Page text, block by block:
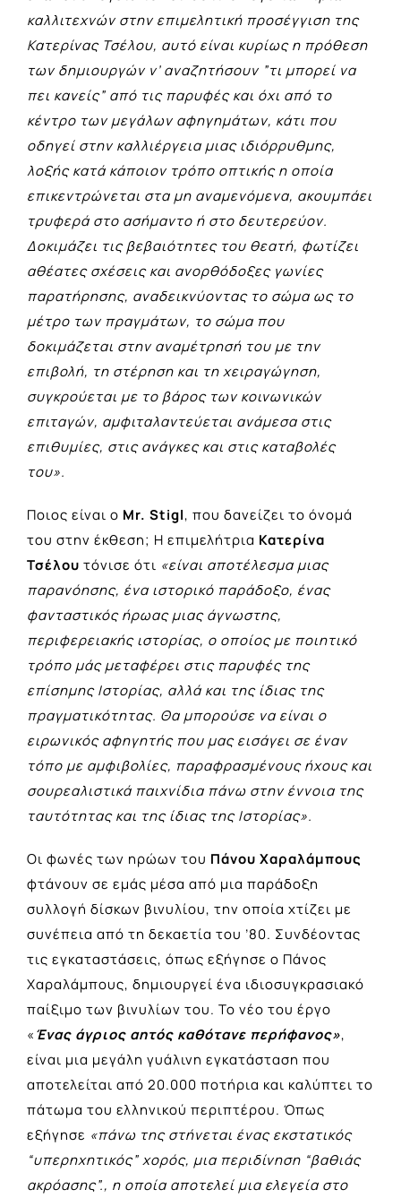
καλλιτεχνών στην επιμελητική προσέγγιση της
Κατερίνας Τσέλου, αυτό είναι κυρίως η πρόθεση
των δημιουργών ν’ αναζητήσουν ”τι μπορεί να
πει κανείς” από τις παρυφές και όχι από το
κέντρο των μεγάλων αφηγημάτων, κάτι που
οδηγεί στην καλλιέργεια μιας ιδιόρρυθμης,
λοξής κατά κάποιον τρόπο οπτικής η οποία
επικεντρώνεται στα μη αναμενόμενα, ακουμπάει
τρυφερά στο ασήμαντο ή στο δευτερεύον.
Δοκιμάζει τις βεβαιότητες του θεατή, φωτίζει
αθέατες σχέσεις και ανορθόδοξες γωνίες
παρατήρησης, αναδεικνύοντας το σώμα ως το
μέτρο των πραγμάτων, το σώμα που
δοκιμάζεται στην αναμέτρησή του με την
επιβολή, τη στέρηση και τη χειραγώγηση,
συγκρούεται με το βάρος των κοινωνικών
επιταγών, αμφιταλαντεύεται ανάμεσα στις
επιθυμίες, στις ανάγκες και στις καταβολές
του».
Ποιος είναι ο Mr. Stigl, που δανείζει το όνομά
του στην έκθεση; Η επιμελήτρια Κατερίνα
Τσέλου τόνισε ότι «είναι αποτέλεσμα μιας
παρανόησης, ένα ιστορικό παράδοξο, ένας
φανταστικός ήρωας μιας άγνωστης,
περιφερειακής ιστορίας, ο οποίος με ποιητικό
τρόπο μάς μεταφέρει στις παρυφές της
επίσημης Ιστορίας, αλλά και της ίδιας της
πραγματικότητας. Θα μπορούσε να είναι ο
ειρωνικός αφηγητής που μας εισάγει σε έναν
τόπο με αμφιβολίες, παραφρασμένους ήχους και
σουρεαλιστικά παιχνίδια πάνω στην έννοια της
ταυτότητας και της ίδιας της Ιστορίας».
Οι φωνές των ηρώων του Πάνου Χαραλάμπους
φτάνουν σε εμάς μέσα από μια παράδοξη
συλλογή δίσκων βινυλίου, την οποία χτίζει με
συνέπεια από τη δεκαετία του ’80. Συνδέοντας
τις εγκαταστάσεις, όπως εξήγησε ο Πάνος
Χαραλάμπους, δημιουργεί ένα ιδιοσυγκρασιακό
παίξιμο των βινυλίων του. Το νέο του έργο
«Ένας άγριος αητός καθότανε περήφανος»,
είναι μια μεγάλη γυάλινη εγκατάσταση που
αποτελείται από 20.000 ποτήρια και καλύπτει το
πάτωμα του ελληνικού περιπτέρου. Όπως
εξήγησε «πάνω της στήνεται ένας εκστατικός
“υπερηχητικός” χορός, μια περιδίνηση “βαθιάς
ακρόασης”., η οποία αποτελεί μια ελεγεία στο